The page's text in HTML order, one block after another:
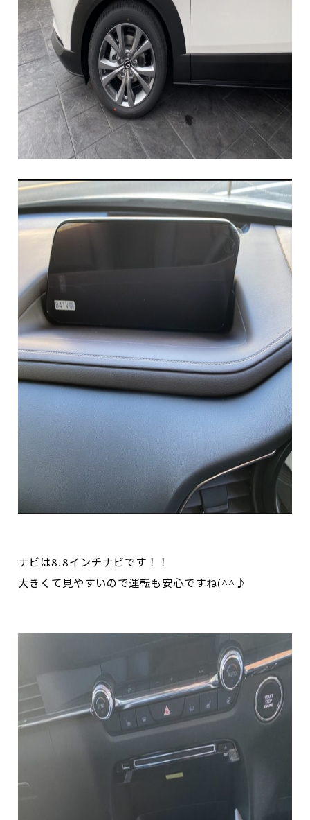
ナビは8.8インチナビです！！
大きくて見やすいので運転も安心ですね(^^♪